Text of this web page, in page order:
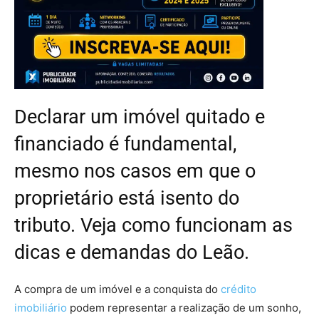
Declarar um imóvel quitado e
financiado é fundamental,
mesmo nos casos em que o
proprietário está isento do
tributo. Veja como funcionam as
dicas e demandas do Leão.
A compra de um imóvel e a conquista do crédito
imobiliário podem representar a realização de um sonho,